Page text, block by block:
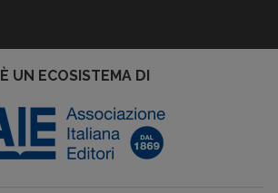
È UN ECOSISTEMA DI